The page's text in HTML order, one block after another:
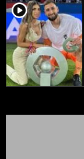
player2